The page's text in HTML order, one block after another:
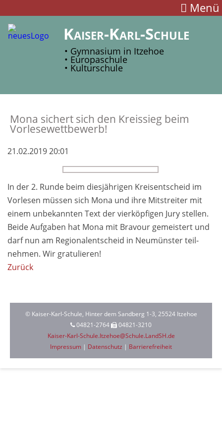
Menü
Kaiser-Karl-Schule
• Gymnasium in Itzehoe
• Europaschule
• Kulturschule
Mona sichert sich den Kreis­sieg beim
Vor­lese­wett­be­werb!
21.02.2019 20:01
In der 2. Runde beim dies­jährigen Kreis­ent­scheid im
Vor­lesen müssen sich Mona und ihre Mit­streiter mit
einem un­bekannten Text der vier­köpfigen Jury stellen.
Beide Auf­gaben hat Mona mit Bravour ge­meistert und
darf nun am Regional­ent­scheid in Neu­münster teil­
nehmen. Wir gratulieren!
Zurück
© Kaiser-Karl-Schule, Hinter dem Sandberg 1-3, 25524 Itzehoe
04821-2764
04821-3210
Kaiser-Karl-Schule.Itzehoe@Schule.LandSH.de
Impressum | Datenschutz | Barrierefreiheit